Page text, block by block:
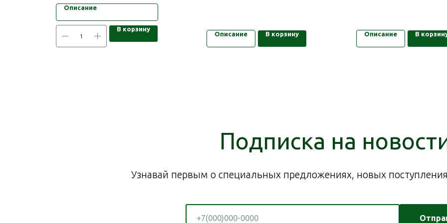
Описание
В корзину
Описание В корзину Описание В
Подписка на
Узнавай первым о специальных предложениях, новых